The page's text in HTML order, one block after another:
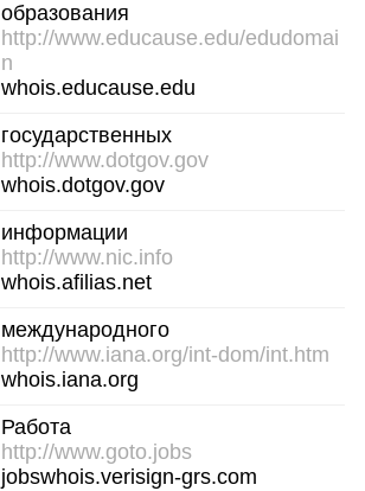
образования
http://www.educause.edu/edudomai
n
whois.educause.edu
государственных
http://www.dotgov.gov
whois.dotgov.gov
информации
http://www.nic.info
whois.afilias.net
международного
http://www.iana.org/int-dom/int.htm
whois.iana.org
Работа
http://www.goto.jobs
jobswhois.verisign-grs.com